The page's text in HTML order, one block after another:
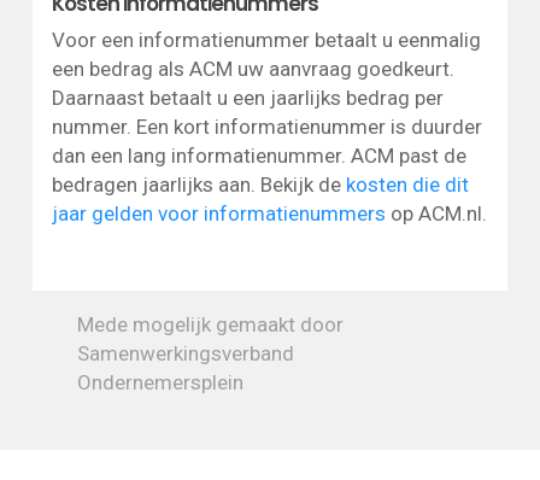
Voor een informatienummer betaalt u eenmalig
een bedrag als ACM uw aanvraag goedkeurt.
Daarnaast betaalt u een jaarlijks bedrag per
nummer. Een kort informatienummer is duurder
dan een lang informatienummer. ACM past de
bedragen jaarlijks aan. Bekijk de kosten die dit
jaar gelden voor informatienummers op ACM.nl.
Mede mogelijk gemaakt door
Samenwerkingsverband
Ondernemersplein